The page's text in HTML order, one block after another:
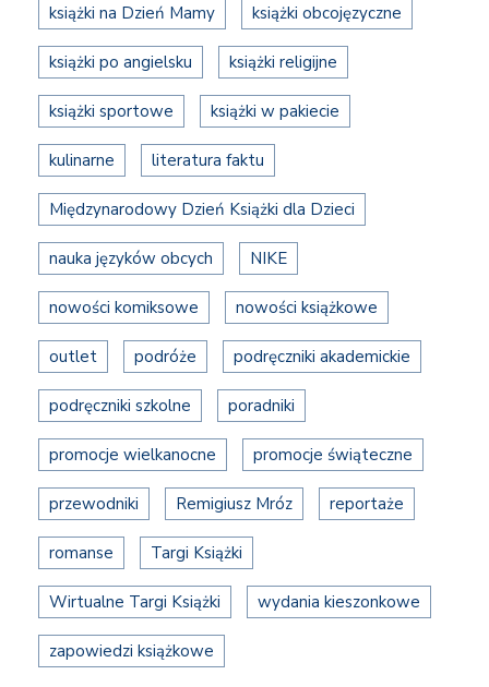
książki na Dzień Mamy książki obcojęzyczne
książki po angielsku książki religijne
książki sportowe książki w pakiecie
kulinarne literatura faktu
Międzynarodowy Dzień Książki dla Dzieci
nauka języków obcych NIKE
nowości komiksowe nowości książkowe
outlet podróże podręczniki akademickie
podręczniki szkolne poradniki
promocje wielkanocne promocje świąteczne
przewodniki Remigiusz Mróz reportaże
romanse Targi Książki
Wirtualne Targi Książki wydania kieszonkowe
zapowiedzi książkowe